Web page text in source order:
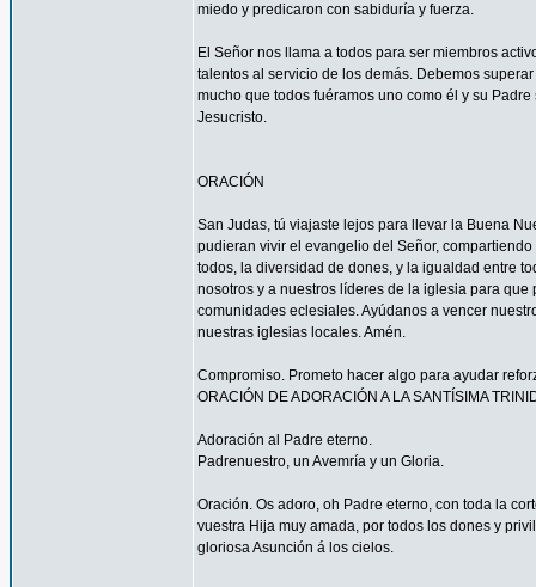
miedo y predicaron con sabiduría y fuerza.
El Señor nos llama a todos para ser miembros
talentos al servicio de los demás. Debemos
mucho que todos fuéramos uno como él y su
Jesucristo.
ORACIÓN
San Judas, tú viajaste lejos para llevar la Buena
pudieran vivir el evangelio del Señor,
todos, la diversidad de dones, y la igualdad entre
nosotros y a nuestros líderes de la iglesia para
comunidades eclesiales. Ayúdanos a vencer
nuestras iglesias locales. Amén.
Compromiso. Prometo hacer algo para ayudar
ORACIÓN DE ADORACIÓN A LA SANTÍSIMA
Adoración al Padre eterno.
Padrenuestro, un Avemría y un Gloria.
Oración. Os adoro, oh Padre eterno, con toda la
vuestra Hija muy amada, por todos los dones y
gloriosa Asunción á los cielos.